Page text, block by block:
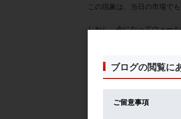
この現象は、当日の市場で
しかし、今になってウォー
FRBは動かずとも、利上げ
このデイリー発言の後に、
市場は市場で虚を突かれた
ブログの閲覧に
ご留意事項